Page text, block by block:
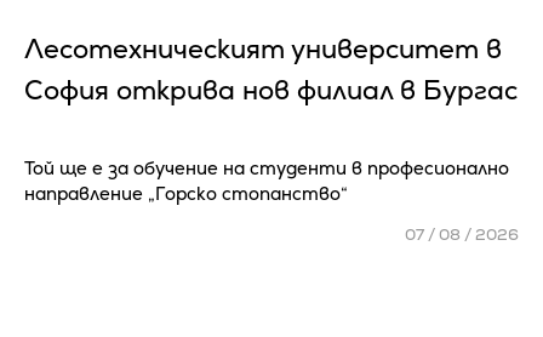
Лесотехническият университет в
София открива нов филиал в Бургас
Той ще е за обучение на студенти в професионално
направление „Горско стопанство“
07 / 08 / 2026